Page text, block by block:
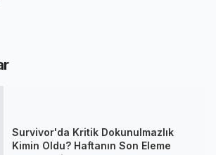
Survivor'da Kritik Dokunulmazlık
Kimin Oldu? Haftanın Son Eleme